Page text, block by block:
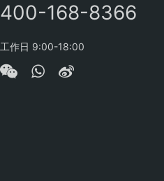
400-168-8366
工作日 9:00-18:00